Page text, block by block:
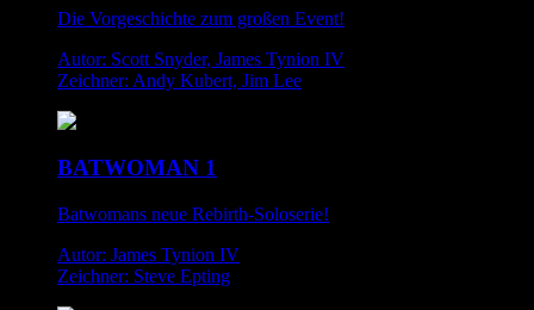
Die Vorgeschichte zum großen Event!
Autor: Scott Snyder, James Tynion IV
Zeichner: Andy Kubert, Jim Lee
BATWOMAN 1
Batwomans neue Rebirth-Soloserie!
Autor: James Tynion IV
Zeichner: Steve Epting